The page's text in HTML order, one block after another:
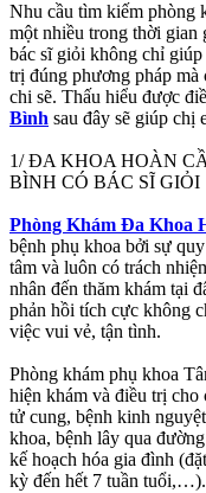
Nhu cầu tìm kiếm phòng
một nhiều trong thời gian
bác sĩ giỏi không chỉ
trị đúng phương pháp mà
chi sẽ. Thấu hiểu được
Bình sau đây sẽ giúp chị
1/ ĐA KHOA HOÀN
BÌNH CÓ BÁC SĨ GIỎI
Phòng Khám Đa Khoa
bệnh phụ khoa bởi sự
tâm và luôn có trách
nhân đến thăm khám tại
phản hồi tích cực không
việc vui vẻ, tận tình.
Phòng khám phụ khoa
hiện khám và điều trị cho
tử cung, bệnh kinh
khoa, bệnh lây qua
kế hoạch hóa gia đình
kỳ đến hết 7 tuần tuổi,…).